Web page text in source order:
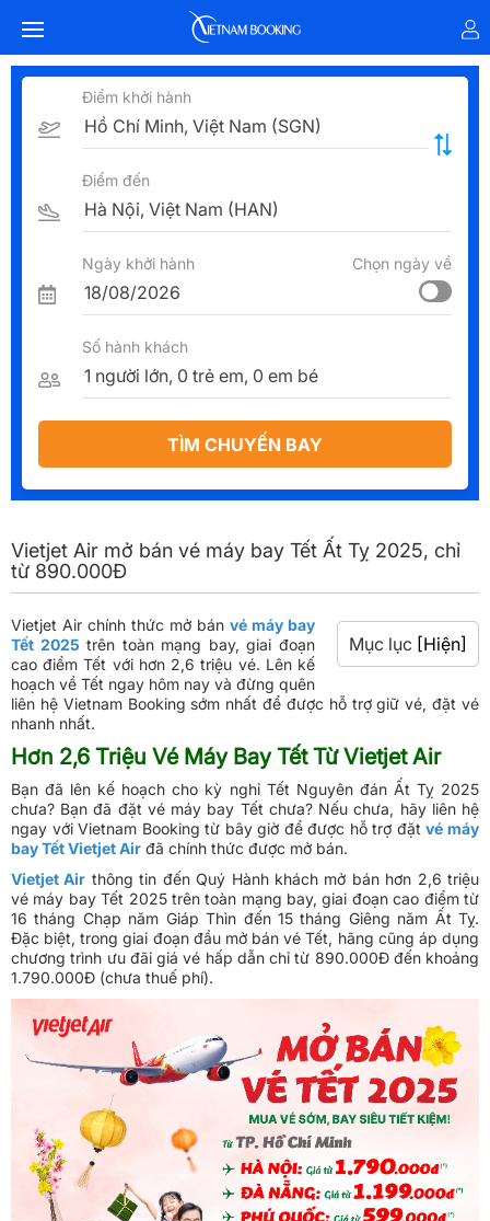
Điểm khởi hành
Điểm đến
Ngày khởi hành Chọn ngày về
Số hành khách
TÌM CHUYẾN BAY
Vietjet Air mở bán vé máy bay Tết Ất Tỵ 2025, chỉ
từ 890.000Đ
Mục lục [Hiện]
Vietjet Air chính thức mở bán vé máy bay
Tết 2025 trên toàn mạng bay, giai đoạn
cao điểm Tết với hơn 2,6 triệu vé. Lên kế
hoạch về Tết ngay hôm nay và đừng quên
liên hệ Vietnam Booking sớm nhất để được hỗ trợ giữ vé, đặt vé
nhanh nhất.
Hơn 2,6 Triệu Vé Máy Bay Tết Từ Vietjet Air
Bạn đã lên kế hoạch cho kỳ nghỉ Tết Nguyên đán Ất Tỵ 2025
chưa? Bạn đã đặt vé máy bay Tết chưa? Nếu chưa, hãy liên hệ
ngay với Vietnam Booking từ bây giờ để được hỗ trợ đặtvé máy
bay Tết Vietjet Air đã chính thức được mở bán.
Vietjet Air thông tin đến Quý Hành khách mở bán hơn 2,6 triệu
vé máy bay Tết 2025 trên toàn mạng bay, giai đoạn cao điểm từ
16 tháng Chạp năm Giáp Thìn đến 15 tháng Giêng năm Ất Tỵ.
Đặc biệt, trong giai đoạn đầu mở bán vé Tết, hãng cũng áp dụng
chương trình ưu đãi giá vé hấp dẫn chỉ từ 890.000Đ đến khoảng
1.790.000Đ (chưa thuế phí).